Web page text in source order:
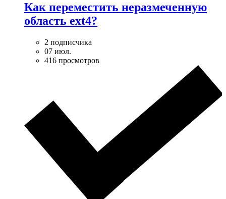
Как переместить неразмеченную
область ext4?
2 подписчика
07 июл.
416 просмотров